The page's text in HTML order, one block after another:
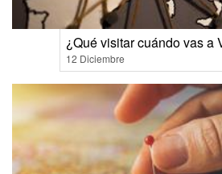
¿Qué visitar cuándo vas a
12 Diciembre